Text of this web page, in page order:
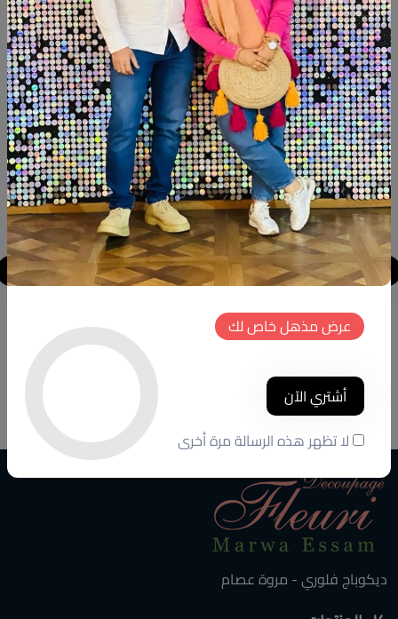
Available now
منتجات شبيهة
خصم
جديد
Decoration unit
(0 تقييمات)
750 ج.م
خصم
جديد
كود المنتج:Mk.Fh002
ديكوباج فلوري - مروة عصام
عرض مذهل خاص لك
أشتري الآن
لا تظهر هذه الرسالة مرة أخرى